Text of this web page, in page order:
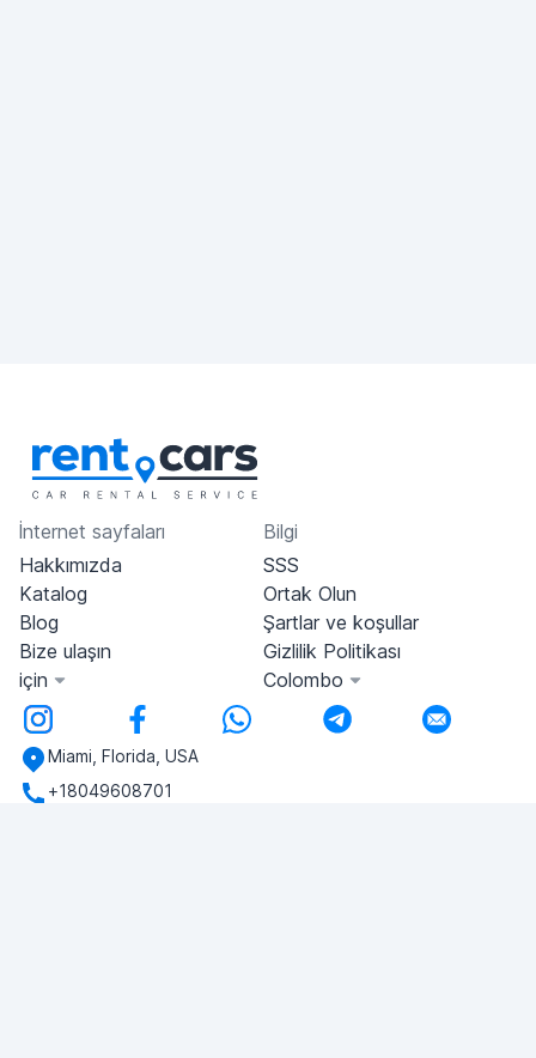
İnternet sayfaları
Hakkımızda
Katalog
Blog
Bize ulaşın
için
Bilgi
SSS
Ortak Olun
Şartlar ve koşullar
Gizlilik Politikası
Colombo
Miami, Florida, USA
+18049608701